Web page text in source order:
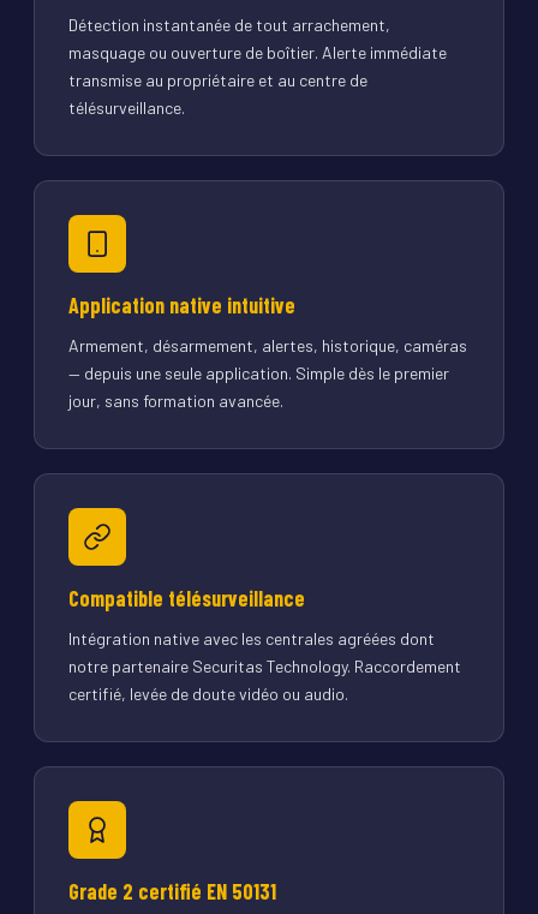
Détection instantanée de tout arrachement,
masquage ou ouverture de boîtier. Alerte immédiate
transmise au propriétaire et au centre de
télésurveillance.
Application native intuitive
Armement, désarmement, alertes, historique, caméras
— depuis une seule application. Simple dès le premier
jour, sans formation avancée.
Compatible télésurveillance
Intégration native avec les centrales agréées dont
notre partenaire Securitas Technology. Raccordement
certifié, levée de doute vidéo ou audio.
Grade 2 certifié EN 50131